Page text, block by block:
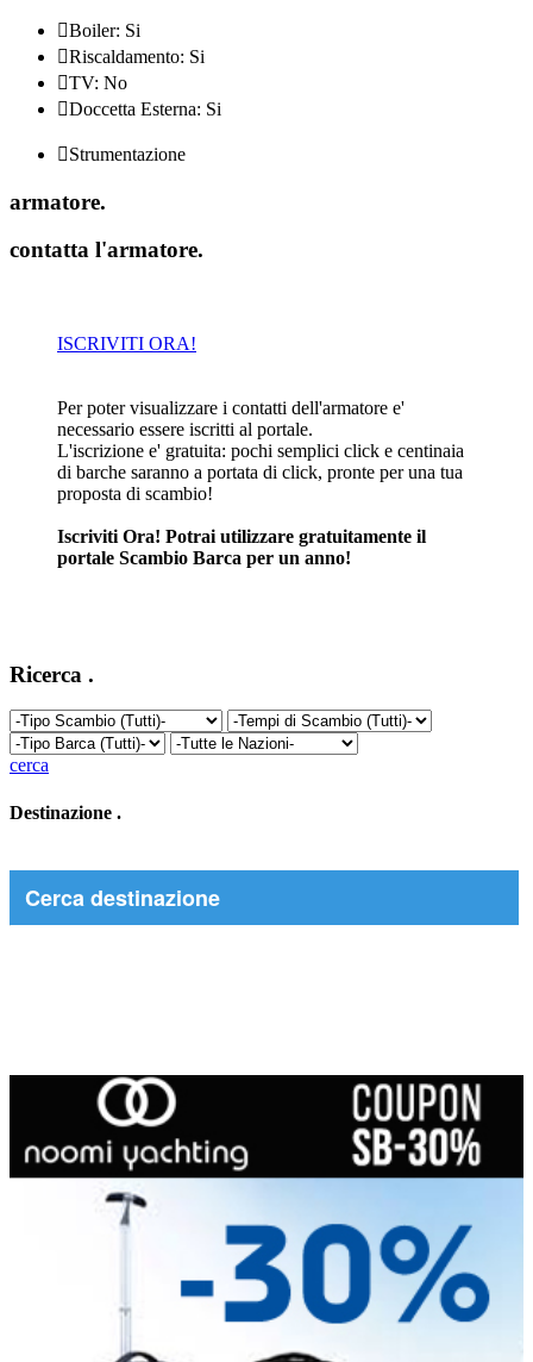
Boiler: Si
Riscaldamento: Si
TV: No
Doccetta Esterna: Si
Strumentazione
armatore.
contatta l'armatore.
ISCRIVITI ORA!
Per poter visualizzare i contatti dell'armatore e'
necessario essere iscritti al portale.
L'iscrizione e' gratuita: pochi semplici click e centinaia
di barche saranno a portata di click, pronte per una tua
proposta di scambio!
Iscriviti Ora! Potrai utilizzare gratuitamente il
portale Scambio Barca per un anno!
Ricerca .
cerca
Destinazione .